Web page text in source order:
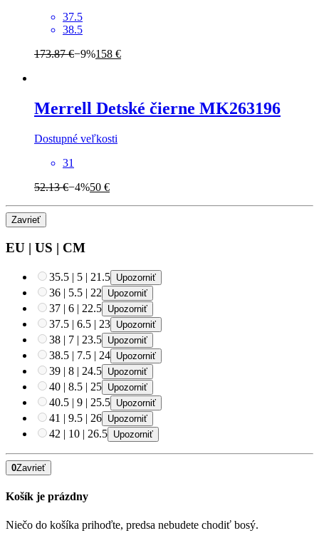
37.5
38.5
173.87 €−9%158 €
Merrell Detské čierne MK263196
Dostupné veľkosti
31
52.13 €−4%50 €
Zavrieť
EU | US | CM
35.5 | 5 | 21.5 Upozorniť
36 | 5.5 | 22 Upozorniť
37 | 6 | 22.5 Upozorniť
37.5 | 6.5 | 23 Upozorniť
38 | 7 | 23.5 Upozorniť
38.5 | 7.5 | 24 Upozorniť
39 | 8 | 24.5 Upozorniť
40 | 8.5 | 25 Upozorniť
40.5 | 9 | 25.5 Upozorniť
41 | 9.5 | 26 Upozorniť
42 | 10 | 26.5 Upozorniť
0Zavrieť
Košík je prázdny
Niečo do košíka prihoďte, predsa nebudete chodiť bosý.